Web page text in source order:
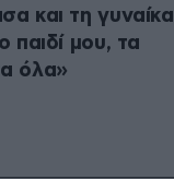
και τη γυναίκα
παιδί μου, τα
όλα»